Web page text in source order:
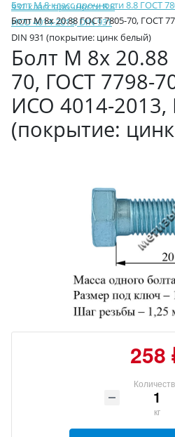
931 класс прочности 8.8
Болт М 8 класс прочности 8.8 ГОСТ
ИСО 4014-2013, DIN 931
Болт М 8х 20.88 ГОСТ 7805-70, ГОСТ
DIN 931 (покрытие: цинк белый)
Болт М 8х
70, ГОСТ 7798-
ИСО 4014-2013,
(покрытие:
258
кг